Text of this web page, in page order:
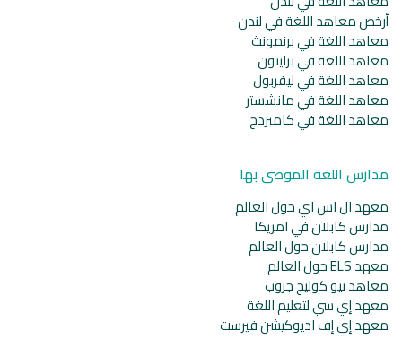
أرخص معاهد اللغة في لندن
معاهد اللغة في برنمونث
معاهد اللغة في برايتون
معاهد اللغة في ليفربول
معاهد اللغة في مانشستر
معاهد اللغة في كامبردج
مدارس اللغة الموصى بها
معهد ال اس اي حول العالم
مدارس كابلان في امريكا
مدارس كابلان حول العالم
معهد ELS حول العالم
معاهد نيو كوليج جروب
معهد إي سي لتعليم اللغة
معهد إي إف اديوكيشن فيرست